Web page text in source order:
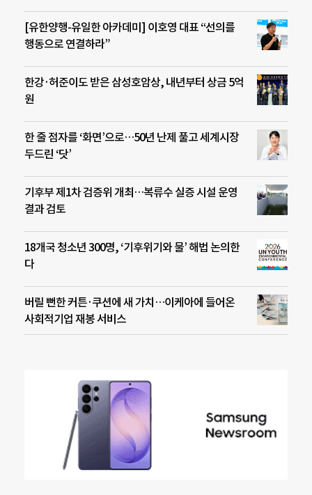
[유한양행-유일한 아카데미] 이호영 대표 “선의를
행동으로 연결하라”
한강·허준이도 받은 삼성호암상, 내년부터 상금 5억
원
한 줄 점자를 ‘화면’으로…50년 난제 풀고 세계시장
두드린 ‘닷’
기후부 제1차 검증위 개최…복류수 실증 시설 운영
결과 검토
18개국 청소년 300명, ‘기후위기와 물’ 해법 논의한
다
버릴 뻔한 커튼·쿠션에 새 가치…이케아에 들어온
사회적기업 재봉 서비스